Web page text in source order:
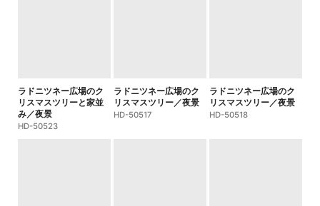
ラドニツネー広場のク
リスマスツリーと家並
み／夜景
HD-50523
ラドニツネー広場のク
リスマスツリー／夜景
HD-50517
ラドニツネー広場のク
リスマスツリー／夜景
HD-50518